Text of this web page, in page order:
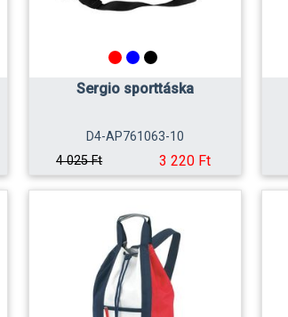
Sergio sporttáska
D4-AP761063-10
4 025 Ft
3 220 Ft